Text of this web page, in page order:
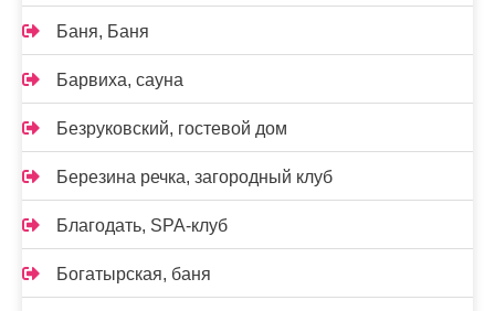
Баня, Баня
Барвиха, сауна
Безруковский, гостевой дом
Березина речка, загородный клуб
Благодать, SPA-клуб
Богатырская, баня